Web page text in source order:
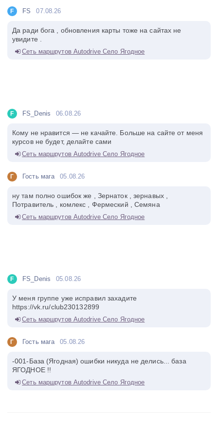
F FS 07.08.26
Да ради бога , обновления карты тоже на сайтах не
увидите .
Сеть маршрутов Autodrive Село Ягодное
F FS_Denis 06.08.26
Кому не нравится — не качайте. Больше на сайте от меня
курсов не будет, делайте сами
Сеть маршрутов Autodrive Село Ягодное
Г Гость мага 05.08.26
ну там полно ошибок же , Зернаток , зернавых ,
Потравитель , комлекс , Фермеский , Семяна
Сеть маршрутов Autodrive Село Ягодное
F FS_Denis 05.08.26
У меня группе уже исправил захадите
https://vk.ru/club230132899
Сеть маршрутов Autodrive Село Ягодное
Г Гость мага 05.08.26
-001-База (Ягодная) ошибки никуда не делись... база
ЯГОДНОЕ !!
Сеть маршрутов Autodrive Село Ягодное